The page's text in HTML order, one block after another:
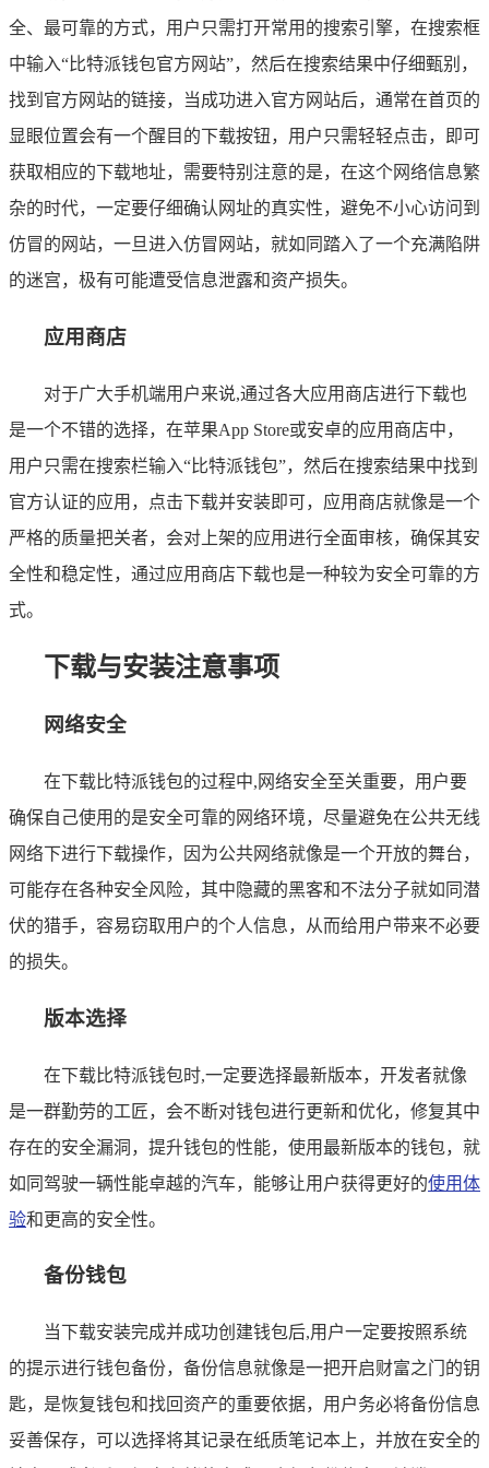
全、最可靠的方式，用户只需打开常用的搜索引擎，在搜索框
中输入“比特派钱包官方网站”，然后在搜索结果中仔细甄别，
找到官方网站的链接，当成功进入官方网站后，通常在首页的
显眼位置会有一个醒目的下载按钮，用户只需轻轻点击，即可
获取相应的下载地址，需要特别注意的是，在这个网络信息繁
杂的时代，一定要仔细确认网址的真实性，避免不小心访问到
仿冒的网站，一旦进入仿冒网站，就如同踏入了一个充满陷阱
的迷宫，极有可能遭受信息泄露和资产损失。
应用商店
对于广大手机端用户来说,通过各大应用商店进行下载也
是一个不错的选择，在苹果App Store或安卓的应用商店中，
用户只需在搜索栏输入“比特派钱包”，然后在搜索结果中找到
官方认证的应用，点击下载并安装即可，应用商店就像是一个
严格的质量把关者，会对上架的应用进行全面审核，确保其安
全性和稳定性，通过应用商店下载也是一种较为安全可靠的方
式。
下载与安装注意事项
网络安全
在下载比特派钱包的过程中,网络安全至关重要，用户要
确保自己使用的是安全可靠的网络环境，尽量避免在公共无线
网络下进行下载操作，因为公共网络就像是一个开放的舞台，
可能存在各种安全风险，其中隐藏的黑客和不法分子就如同潜
伏的猎手，容易窃取用户的个人信息，从而给用户带来不必要
的损失。
版本选择
在下载比特派钱包时,一定要选择最新版本，开发者就像
是一群勤劳的工匠，会不断对钱包进行更新和优化，修复其中
存在的安全漏洞，提升钱包的性能，使用最新版本的钱包，就
如同驾驶一辆性能卓越的汽车，能够让用户获得更好的使用体
验和更高的安全性。
备份钱包
当下载安装完成并成功创建钱包后,用户一定要按照系统
的提示进行钱包备份，备份信息就像是一把开启财富之门的钥
匙，是恢复钱包和找回资产的重要依据，用户务必将备份信息
妥善保存，可以选择将其记录在纸质笔记本上，并放在安全的